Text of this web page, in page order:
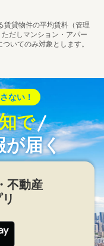
賃貸物件の平均賃料（管理
だしマンション・アパー
いてのみ対象とします。
ない！
で
が届く
不動産